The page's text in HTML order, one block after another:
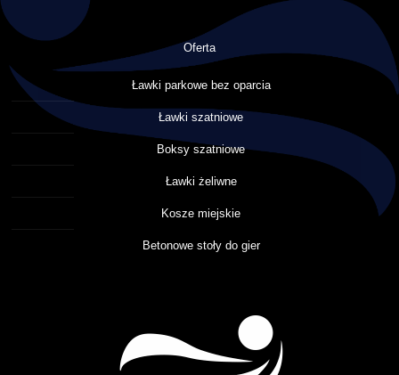
Oferta
Ławki parkowe bez oparcia
Ławki szatniowe
Boksy szatniowe
Ławki żeliwne
Kosze miejskie
Betonowe stoły do gier